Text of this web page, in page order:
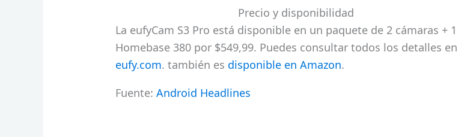
Precio y disponibilidad
La eufyCam S3 Pro está disponible en un paquete de 2 cámaras + 1
Homebase 380 por $549,99. Puedes consultar todos los detalles en
eufy.com. también es disponible en Amazon.
Fuente: Android Headlines